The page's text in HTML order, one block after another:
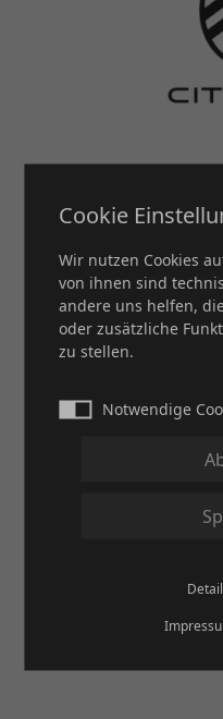
Cookie
Wir nutzen Cookies
von ihnen sind
andere uns helfen,
oder zusätzliche
zu stellen.
Notwendige